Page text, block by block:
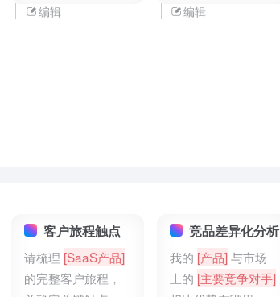
据、统计或证据- 展
编辑
友好/权威/激励性等]
编辑
客户旅程触点
请梳理 [SaaS产品]
的完整客户旅程，
竞品差异化分析
我的 [产品]与市场
上的 [主要竞争对手]